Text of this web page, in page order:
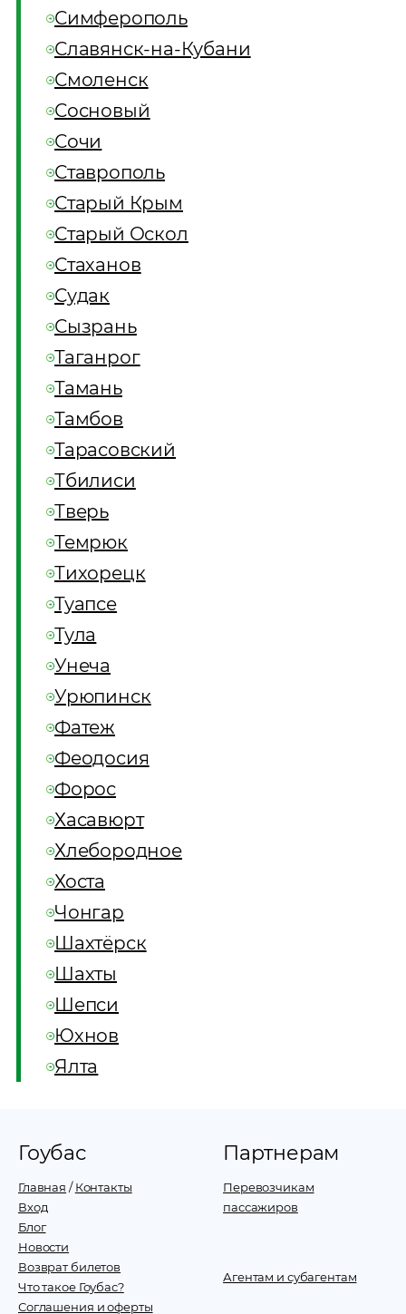
Симферополь
Славянск-на-Кубани
Смоленск
Сосновый
Сочи
Ставрополь
Старый Крым
Старый Оскол
Стаханов
Судак
Сызрань
Таганрог
Тамань
Тамбов
Тарасовский
Тбилиси
Тверь
Темрюк
Тихорецк
Туапсе
Тула
Унеча
Урюпинск
Фатеж
Феодосия
Форос
Хасавюрт
Хлебородное
Хоста
Чонгар
Шахтёрск
Шахты
Шепси
Юхнов
Ялта
Гоубас
Главная /Контакты
Вход
Блог
Новости
Возврат билетов
Что такое Гоубас?
Соглашения и оферты
Партнерам
Перевозчикам
пассажиров
Агентам и субагентам